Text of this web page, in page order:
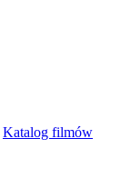
Katalog filmów